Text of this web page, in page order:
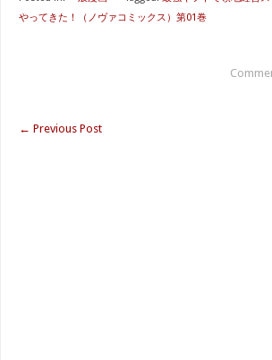
やってきた！（ノヴァコミックス）第01巻
← Previous Post